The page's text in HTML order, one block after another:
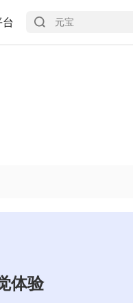
体验